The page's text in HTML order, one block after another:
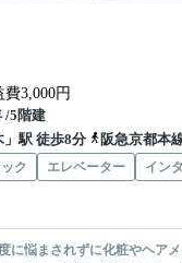
3,000円
/5階建
駅 徒歩8分
阪急京都本線
ク エレベーター
イン
に悩まされずに化粧やヘア